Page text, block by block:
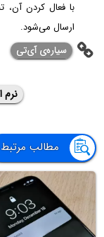
با فعال کردن آن،
ارسال می‌شود.
سیاره‌ی ‌آی‌تی
نرم
مطالب مرتبط